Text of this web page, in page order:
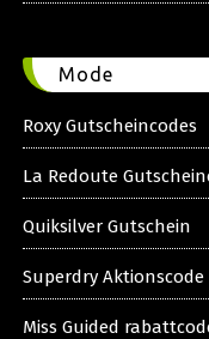
Mode
Roxy Gutscheincodes
La Redoute
Quiksilver Gutschein
Superdry Aktionscode
Miss Guided